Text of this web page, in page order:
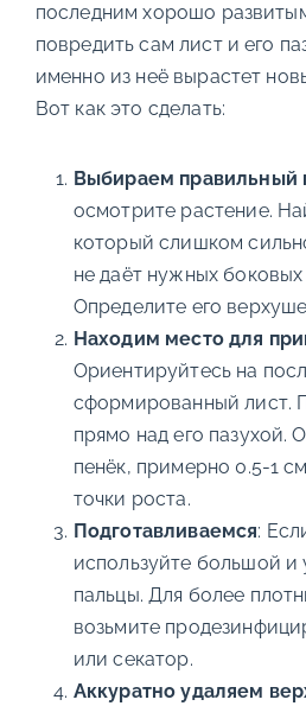
последним хорошо
повредить сам лист и его
именно из неё вырастет
Вот как это сделать:
Выбираем правильный
осмотрите растение.
который слишком
не даёт нужных боковых
Определите его
Находим место для
Ориентируйтесь на
сформированный лист.
прямо над его пазухой.
пенёк, примерно 0.5-1
точки роста.
Подготавливаемся:
используйте большой и
пальцы. Для более
возьмите
или секатор.
Аккуратно удаляем